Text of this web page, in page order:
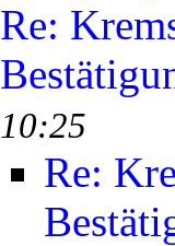
Re:
10:25
Re: